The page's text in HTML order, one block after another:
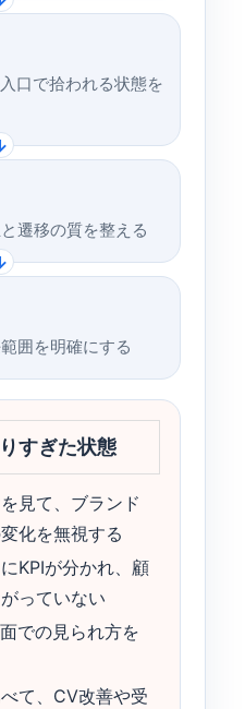
口で拾われる状態を
遷移の質を整える
囲を明確にする
すぎた状態
見て、ブランド
化を無視する
KPIが分かれ、顧
っていない
での見られ方を
て、CV改善や受